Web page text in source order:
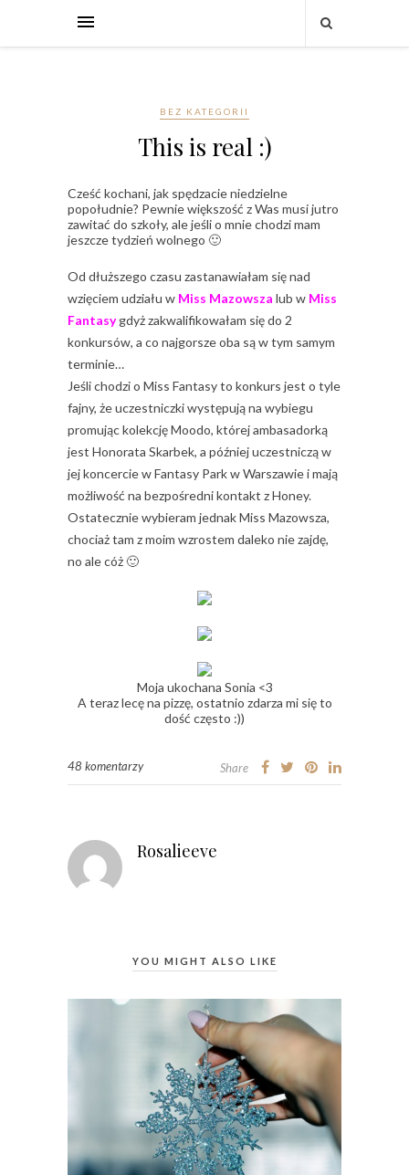
BEZ KATEGORII
This is real :)
Cześć kochani, jak spędzacie niedzielne
popołudnie? Pewnie większość z Was musi jutro
zawitać do szkoły, ale jeśli o mnie chodzi mam
jeszcze tydzień wolnego 🙂
Od dłuższego czasu zastanawiałam się nad
wzięciem udziału w Miss Mazowsza lub w Miss
Fantasygdyż zakwalifikowałam się do 2
konkursów, a co najgorsze oba są w tym samym
terminie…
Jeśli chodzi o Miss Fantasy to konkurs jest o tyle
fajny, że uczestniczki występują na wybiegu
promując kolekcję Moodo, której ambasadorką
jest Honorata Skarbek, a później uczestniczą w
jej koncercie w Fantasy Park w Warszawie i mają
możliwość na bezpośredni kontakt z Honey.
Ostatecznie wybieram jednak Miss Mazowsza,
chociaż tam z moim wzrostem daleko nie zajdę,
no ale cóż 🙂
Moja ukochana Sonia <3
A teraz lecę na pizzę, ostatnio zdarza mi się to
dość często :))
48 komentarzy Share
Rosalieeve
YOU MIGHT ALSO LIKE